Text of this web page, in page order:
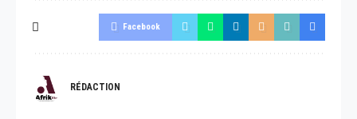
Facebook
RÉDACTION